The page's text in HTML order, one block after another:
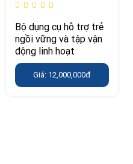
Bộ dụng cụ hỗ trợ trẻ
ngồi vững và tập vận
động linh hoạt
Giá: 12,000,000đ